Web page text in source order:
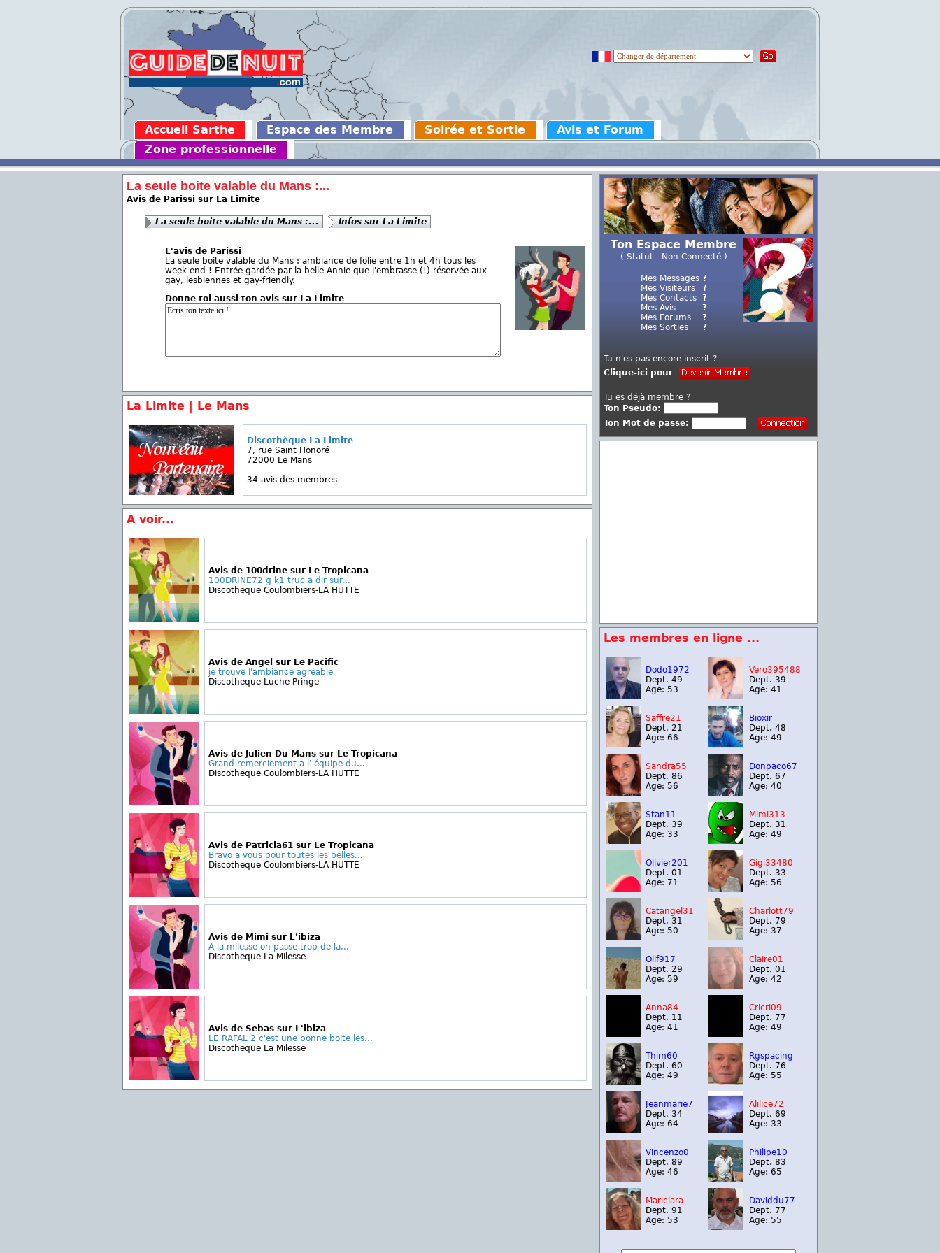
Accueil Sarthe Espace des Membre Soirée et Sortie
Avis et Forum
Zone professionnelle
La seule boite valable du Mans :...
Avis de Parissi sur La Limite
La seule boite valable du Mans :... Infos sur La Limite
L'avis de Parissi
La seule boite valable du Mans : ambiance de folie entre 1h et 4h tous les
week-end ! Entrée gardée par la belle Annie que j'embrasse (!) réservée aux
gay, lesbiennes et gay-friendly.
Donne toi aussi ton avis sur La Limite
La Limite | Le Mans
Discothèque La Limite
7, rue Saint Honoré
72000 Le Mans
34 avis des membres
A voir...
Avis de 100drine sur Le Tropicana
100DRINE72 g k1 truc a dir sur...
Discotheque Coulombiers-LA HUTTE
Avis de Angel sur Le Pacific
je trouve l'ambiance agréable
Discotheque Luche Pringe
Avis de Julien Du Mans sur Le Tropicana
Grand remerciement a l' équipe du...
Discotheque Coulombiers-LA HUTTE
Avis de Patricia61 sur Le Tropicana
Bravo a vous pour toutes les belles...
Discotheque Coulombiers-LA HUTTE
Avis de Mimi sur L'ibiza
A la milesse on passe trop de la...
Discotheque La Milesse
Avis de Sebas sur L'ibiza
LE RAFAL 2 c'est une bonne boite les...
Discotheque La Milesse
Ton Espace Membre
( Statut - Non Connecté )
Mes Messages
Mes Visiteurs
Mes Contacts
Mes Avis
Mes Forums
Mes Sorties
?
?
?
?
?
?
Tu n'es pas encore inscrit ?
Clique-ici pour
Tu es déjà membre ?
Ton Pseudo:
Ton Mot de passe:
Les membres en ligne ...
Dodo1972
Dept. 49
Age: 53
Vero395488
Dept. 39
Age: 41
Saffre21
Dept. 21
Age: 66
Bioxir
Dept. 48
Age: 49
Sandra55
Dept. 86
Age: 56
Donpaco67
Dept. 67
Age: 40
Stan11
Dept. 39
Age: 33
Mimi313
Dept. 31
Age: 49
Olivier201
Dept. 01
Age: 71
Gigi33480
Dept. 33
Age: 56
Catangel31
Dept. 31
Age: 50
Charlott79
Dept. 79
Age: 37
Olif917
Dept. 29
Age: 59
Claire01
Dept. 01
Age: 42
Anna84
Dept. 11
Age: 41
Cricri09
Dept. 77
Age: 49
Thim60
Dept. 60
Age: 49
Rgspacing
Dept. 76
Age: 55
Jeanmarie7
Dept. 34
Age: 64
Alilice72
Dept. 69
Age: 33
Vincenzo0
Dept. 89
Age: 46
Philipe10
Dept. 83
Age: 65
Mariclara
Dept. 91
Age: 53
Daviddu77
Dept. 77
Age: 55